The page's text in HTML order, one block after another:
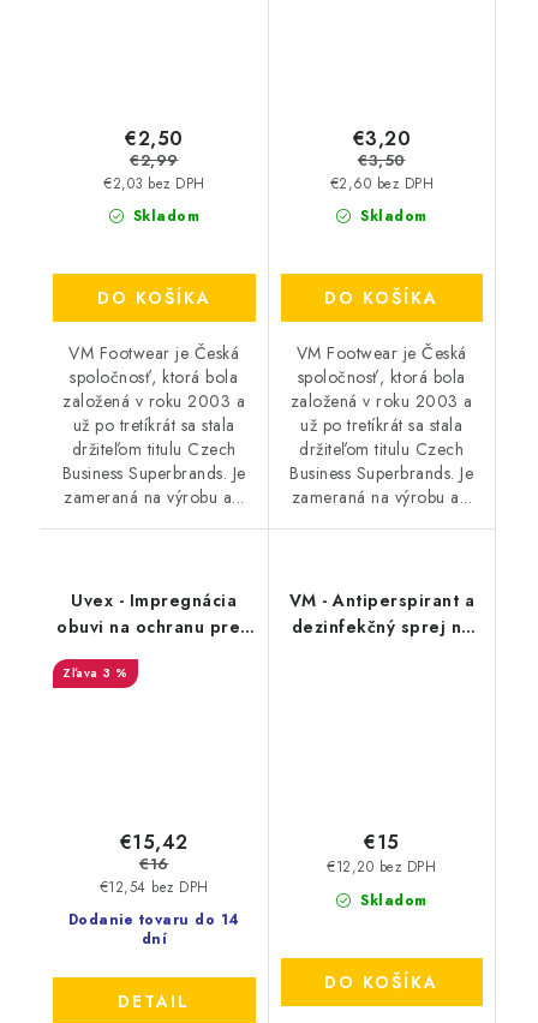
Skladom
€2,03 bez DPH
€2,50
€2,99
DO KOŠÍKA
VM Footwear je Česká
spoločnosť, ktorá bola
založená v roku 2003 a
už po tretíkrát sa stala
držiteľom titulu Czech
Business Superbrands. Je
zameraná na výrobu a...
Skladom
€2,60 bez DPH
€3,20
€3,50
DO KOŠÍKA
VM Footwear je Česká
spoločnosť, ktorá bola
založená v roku 2003 a
už po tretíkrát sa stala
držiteľom titulu Czech
Business Superbrands. Je
zameraná na výrobu a...
Uvex - Impregnácia
obuvi na ochranu pred
premočením a
škvrnami 100 ml
3 %
Dodanie tovaru do 14
dní
€12,54 bez DPH
€15,42
€16
DETAIL
VM - Antiperspirant a
dezinfekčný sprej na
Skladom
€12,20 bez DPH
€15
DO KOŠÍKA